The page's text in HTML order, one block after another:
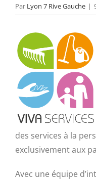
Par Lyon 7 Rive Gauche |
des services à la
exclusivement aux
Avec une équipe